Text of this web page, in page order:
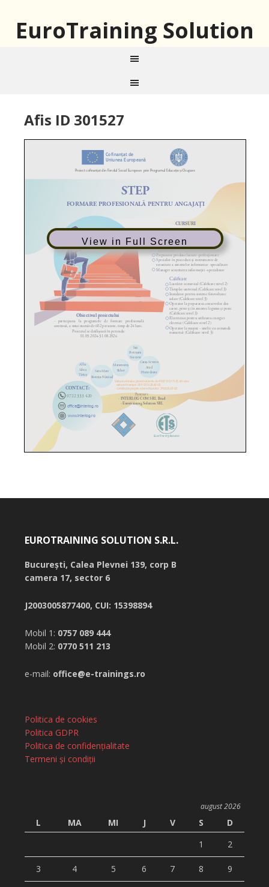
EuroTraining Solution
Afis ID 301527
View in Full Screen
EUROTRAINING SOLUTION S.R.L.
București, Calea Plevnei 139, corp B
camera 17, sector 6
J2003005877400, CUI: 15398894
Mobil 1: 0757 089 444
Mobil 2: 0770 511 213
e-mail: office@e-trainings.ro
Politica de cookies
Politica GDPR
Politica de confidențialitate
Termeni și condiții
august 2026
L MA MI J V S
D
1
2
3 4 5 6 7 8 9